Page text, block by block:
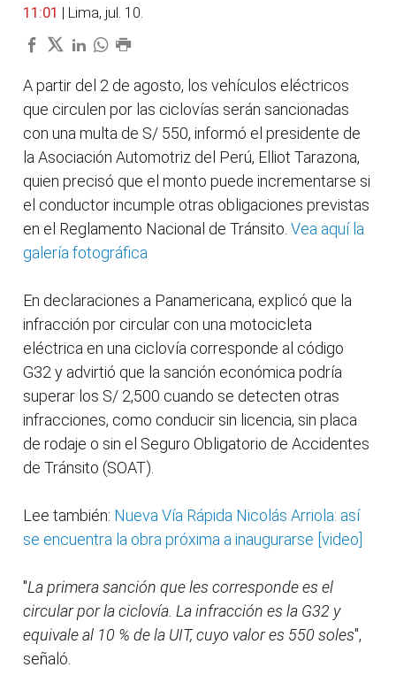
11:01 | Lima, jul. 10.
A partir del 2 de agosto, los vehículos eléctricos
que circulen por las ciclovías serán sancionadas
con una multa de S/ 550, informó el presidente de
la Asociación Automotriz del Perú, Elliot Tarazona,
quien precisó que el monto puede incrementarse si
el conductor incumple otras obligaciones previstas
en el Reglamento Nacional de Tránsito. Vea aquí la
galería fotográfica
En declaraciones a Panamericana, explicó que la
infracción por circular con una motocicleta
eléctrica en una ciclovía corresponde al código
G32 y advirtió que la sanción económica podría
superar los S/ 2,500 cuando se detecten otras
infracciones, como conducir sin licencia, sin placa
de rodaje o sin el Seguro Obligatorio de Accidentes
de Tránsito (SOAT).
Lee también: Nueva Vía Rápida Nicolás Arriola: así
se encuentra la obra próxima a inaugurarse [video]
"La primera sanción que les corresponde es el
circular por la ciclovía. La infracción es la G32 y
equivale al 10 % de la UIT, cuyo valor es 550 soles",
señaló.